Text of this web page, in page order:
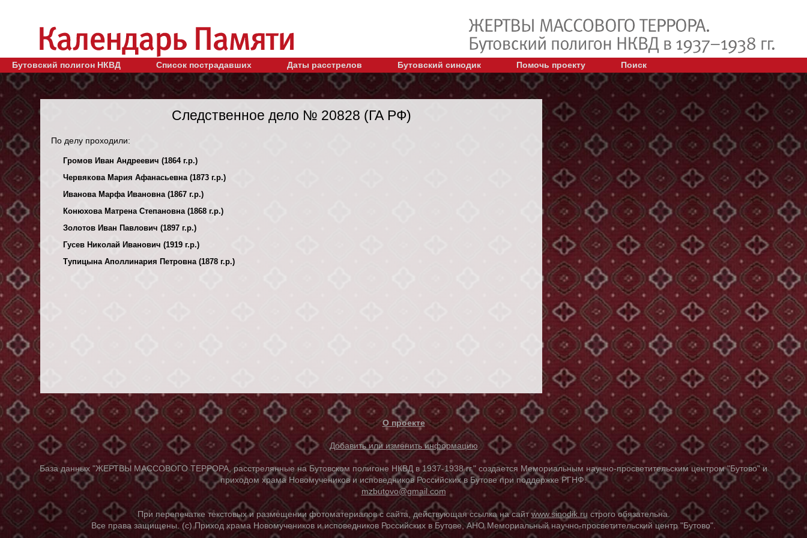
Бутовский полигон НКВД Список пострадавших Даты расстрелов Бутовский синодик Помочь проекту Поиск
Следственное дело № 20828 (ГА РФ)
По делу проходили:
Громов Иван Андреевич (1864 г.р.)
Червякова Мария Афанасьевна (1873 г.р.)
Иванова Марфа Ивановна (1867 г.р.)
Конюхова Матрена Степановна (1868 г.р.)
Золотов Иван Павлович (1897 г.р.)
Гусев Николай Иванович (1919 г.р.)
Тупицына Аполлинария Петровна (1878 г.р.)
О проекте
Добавить или изменить информацию
База данных "ЖЕРТВЫ МАССОВОГО ТЕРРОРА, расстрелянные на Бутовском полигоне НКВД в 1937-1938 гг." создается Мемориальным научно-просветительским центром "Бутово" и
приходом храма Новомучеников и исповедников Российских в Бутове при поддержке РГНФ.
mzbutovo@gmail.com
При перепечатке текстовых и размещении фотоматериалов с сайта, действующая ссылка на сайтwww.sinodik.ru строго обязательна.
Все права защищены. (с) Приход храма Новомучеников и исповедников Российских в Бутове, АНО Мемориальный научно-просветительский центр "Бутово".